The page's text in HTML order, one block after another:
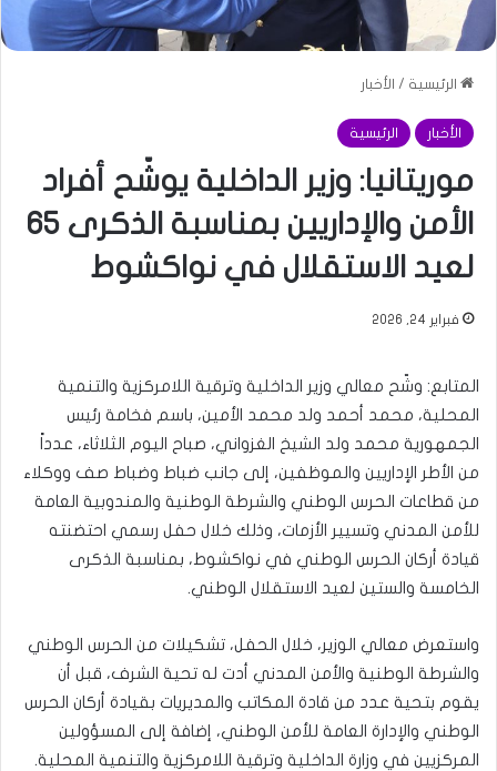
الرئيسية / الأخبار
الأخبار الرئيسية
موريتانيا: وزير الداخلية يوشّح أفراد
الأمن والإداريين بمناسبة الذكرى 65
لعيد الاستقلال في نواكشوط
فبراير 24, 2026
المتابع: وشّح معالي وزير الداخلية وترقية اللامركزية والتنمية
المحلية، محمد أحمد ولد محمد الأمين، باسم فخامة رئيس
الجمهورية محمد ولد الشيخ الغزواني، صباح اليوم الثلاثاء، عدداً
من الأطر الإداريين والموظفين، إلى جانب ضباط وضباط صف ووكلاء
من قطاعات الحرس الوطني والشرطة الوطنية والمندوبية العامة
للأمن المدني وتسيير الأزمات، وذلك خلال حفل رسمي احتضنته
قيادة أركان الحرس الوطني في نواكشوط، بمناسبة الذكرى
الخامسة والستين لعيد الاستقلال الوطني.
واستعرض معالي الوزير، خلال الحفل، تشكيلات من الحرس الوطني
والشرطة الوطنية والأمن المدني أدت له تحية الشرف، قبل أن
يقوم بتحية عدد من قادة المكاتب والمديريات بقيادة أركان الحرس
الوطني والإدارة العامة للأمن الوطني، إضافة إلى المسؤولين
المركزيين في وزارة الداخلية وترقية اللامركزية والتنمية المحلية.